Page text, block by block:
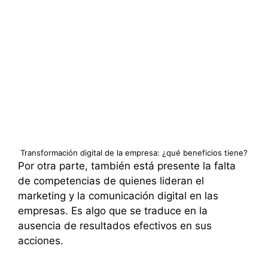
Transformación digital de la empresa: ¿qué beneficios tiene?
Por otra parte, también está presente la falta
de competencias de quienes lideran el
marketing y la comunicación digital en las
empresas. Es algo que se traduce en la
ausencia de resultados efectivos en sus
acciones.